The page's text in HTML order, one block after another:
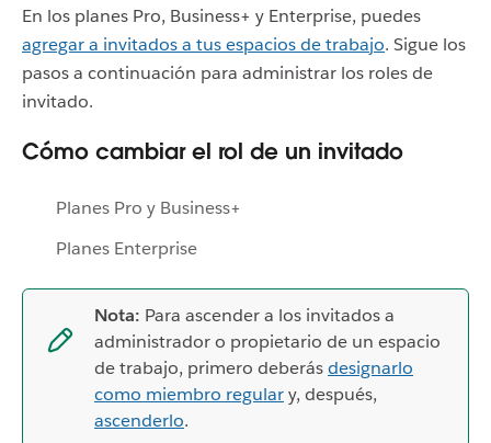
En los planes Pro, Business+ y Enterprise, puedes
agregar a invitados a tus espacios de trabajo. Sigue los
pasos a continuación para administrar los roles de
invitado.
Cómo cambiar el rol de un invitado
Planes Pro y Business+
Planes Enterprise
Nota: Para ascender a los invitados a
administrador o propietario de un espacio
de trabajo, primero deberásdesignarlo
como miembro regulary, después,
ascenderlo.